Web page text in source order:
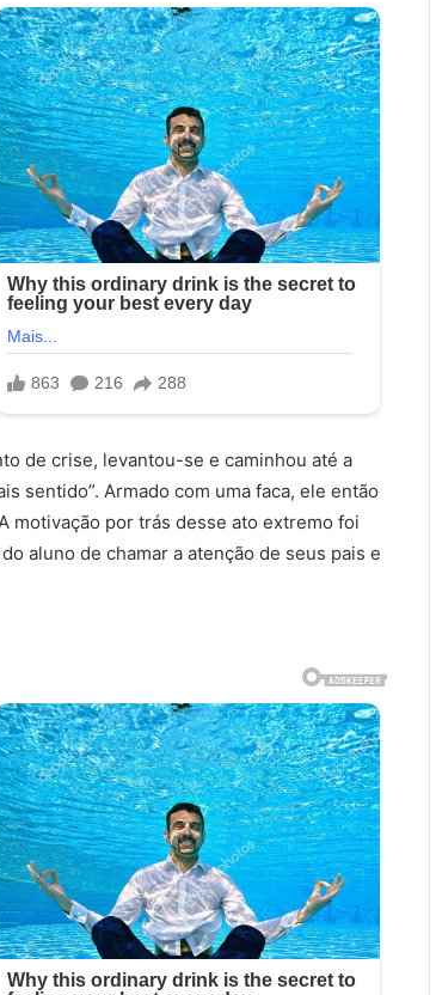
de crise, levantou-se e caminhou até a
sentido”. Armado com uma faca, ele então
motivação por trás desse ato extremo foi
aluno de chamar a atenção de seus pais e